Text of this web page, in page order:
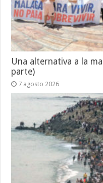
Una alternativa a la
parte)
7 agosto 2026